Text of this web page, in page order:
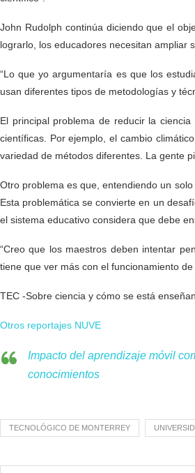
John Rudolph continúa diciendo que el
lograrlo, los educadores necesitan ampliar
“Lo que yo argumentaría es que los
usan diferentes tipos de metodologías y
El principal problema de reducir la
científicas. Por ejemplo, el cambio
variedad de métodos diferentes. La gente
Otro problema es que, entendiendo un
Esta problemática se convierte en un
el sistema educativo considera que debe
“Creo que los maestros deben intentar
tiene que ver más con el funcionamiento
TEC -Sobre ciencia y cómo se está
Otros reportajes NUVE
Impacto del aprendizaje móvil
conocimientos
TECNOLÓGICO DE MONTERREY